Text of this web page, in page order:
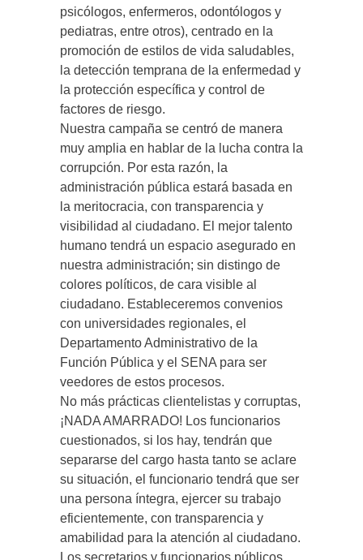
psicólogos, enfermeros, odontólogos y
pediatras, entre otros), centrado en la
promoción de estilos de vida saludables,
la detección temprana de la enfermedad y
la protección específica y control de
factores de riesgo.
Nuestra campaña se centró de manera
muy amplia en hablar de la lucha contra la
corrupción. Por esta razón, la
administración pública estará basada en
la meritocracia, con transparencia y
visibilidad al ciudadano. El mejor talento
humano tendrá un espacio asegurado en
nuestra administración; sin distingo de
colores políticos, de cara visible al
ciudadano. Estableceremos convenios
con universidades regionales, el
Departamento Administrativo de la
Función Pública y el SENA para ser
veedores de estos procesos.
No más prácticas clientelistas y corruptas,
¡NADA AMARRADO! Los funcionarios
cuestionados, si los hay, tendrán que
separarse del cargo hasta tanto se aclare
su situación, el funcionario tendrá que ser
una persona íntegra, ejercer su trabajo
eficientemente, con transparencia y
amabilidad para la atención al ciudadano.
Los secretarios y funcionarios públicos